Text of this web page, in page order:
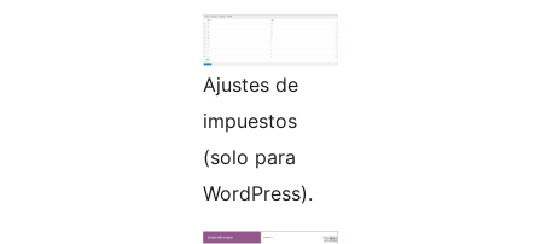
Ajustes de
impuestos
(solo para
WordPress).